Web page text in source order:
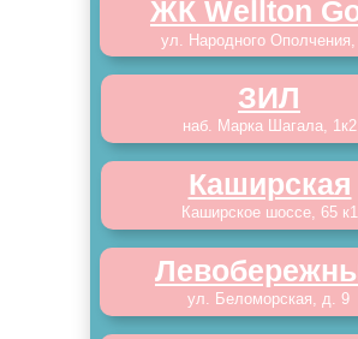
Каширская
Каширское шоссе, 65 к1
ул. Беломорская, д. 9
ЗИЛ
наб. Марка Шагала, 1к2
ЖК Wellton
ул. Народного